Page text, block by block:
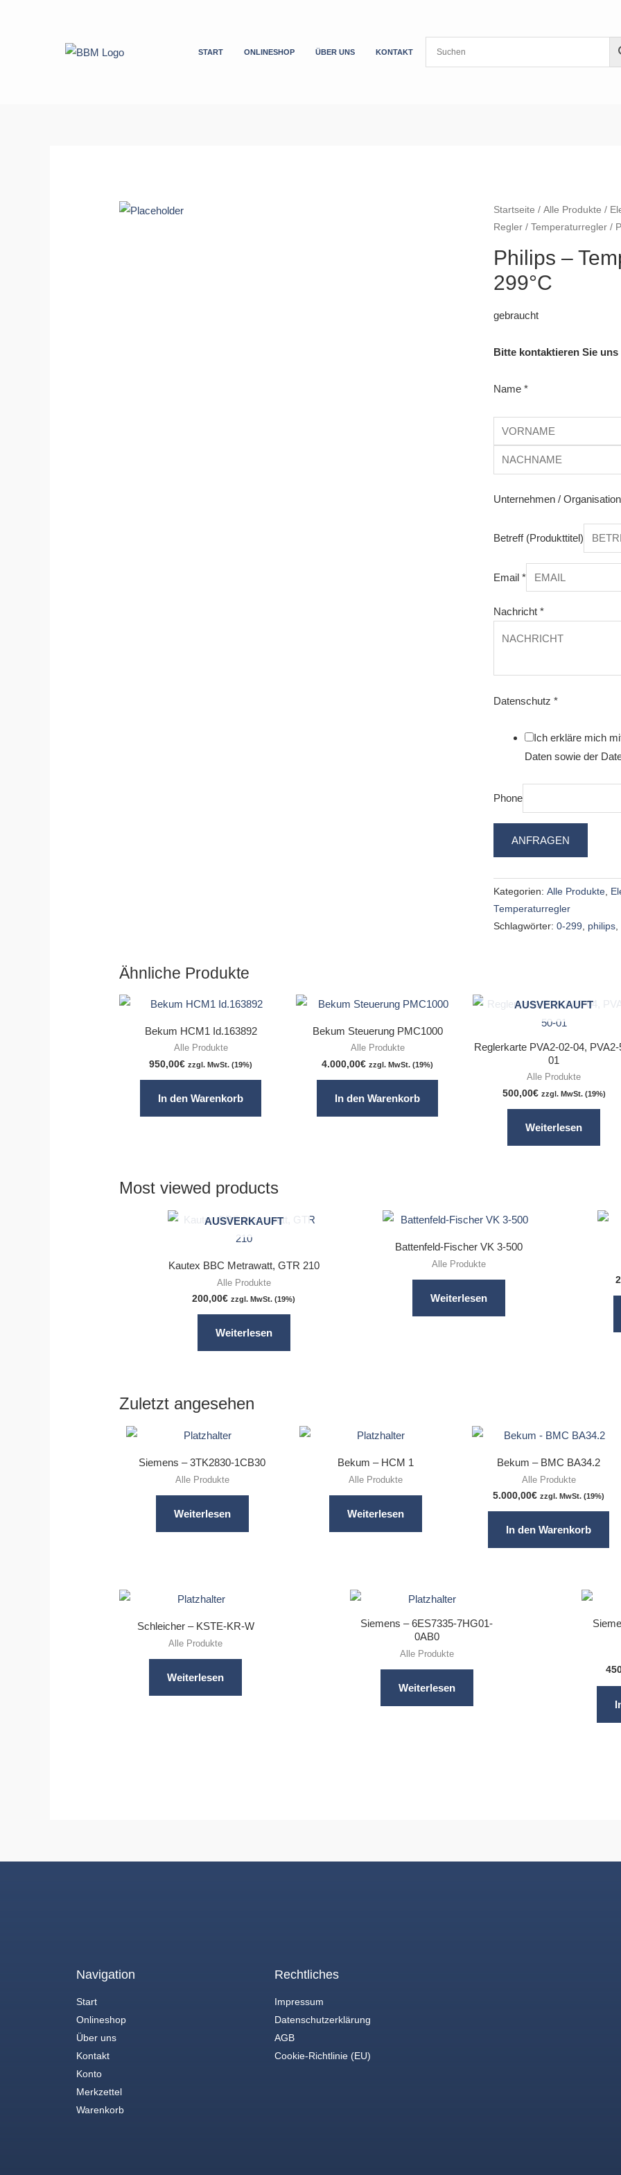
START ONLINESHOP ÜBER UNS KONTAKT
Startseite / Alle Produkte /
Regler / Temperaturregler /
Philips –
299°C
gebraucht
Bitte kontaktieren Sie
Name *
Unternehmen /
Betreff (Produkttitel)
Email *
Nachricht *
Datenschutz *
Ich erkläre mich
Daten sowie der
Phone
ANFRAGEN
Kategorien: Alle Produkte,
Temperaturregler
Schlagwörter: 0-299, philips,
Ähnliche Produkte
Bekum HCM1 Id.163892
Alle Produkte
950,00€ zzgl. MwSt. (19%)
In den Warenkorb
Bekum Steuerung PMC1000
Alle Produkte
4.000,00€ zzgl. MwSt. (19%)
In den Warenkorb
AUSVERKAUFT
Reglerkarte PVA2-02-04,
01
Alle Produkte
500,00€ zzgl. MwSt. (19%)
Weiterlesen
Most viewed products
AUSVERKAUFT
Kautex BBC Metrawatt, GTR 210
Alle Produkte
200,00€ zzgl. MwSt. (19%)
Weiterlesen
Battenfeld-Fischer VK 3-500
Alle Produkte
Weiterlesen
Zuletzt angesehen
Siemens – 3TK2830-1CB30
Alle Produkte
Weiterlesen
Bekum – HCM 1
Alle Produkte
Weiterlesen
Bekum – BMC BA34.2
Alle Produkte
5.000,00€ zzgl. MwSt. (19%)
In den Warenkorb
Schleicher – KSTE-KR-W
Alle Produkte
Weiterlesen
Siemens – 6ES7335-7HG01-
0AB0
Alle Produkte
Weiterlesen
Navigation
Start
Onlineshop
Über uns
Kontakt
Konto
Merkzettel
Warenkorb
Rechtliches
Impressum
Datenschutzerklärung
AGB
Cookie-Richtlinie (EU)